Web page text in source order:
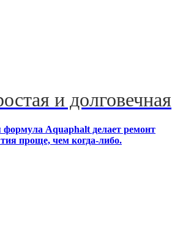
и долговечная
формула Aquaphalt делает ремонт
проще, чем когда-либо.